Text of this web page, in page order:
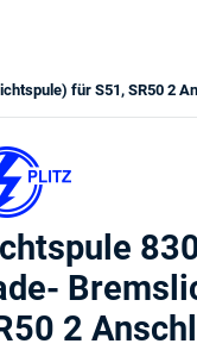
für S51, SR50 2
2